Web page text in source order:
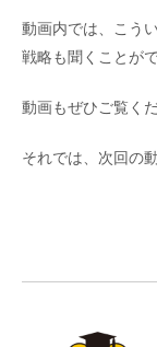
動画内では、こう
戦略も聞くことが
動画もぜひご覧く
それでは、次回の